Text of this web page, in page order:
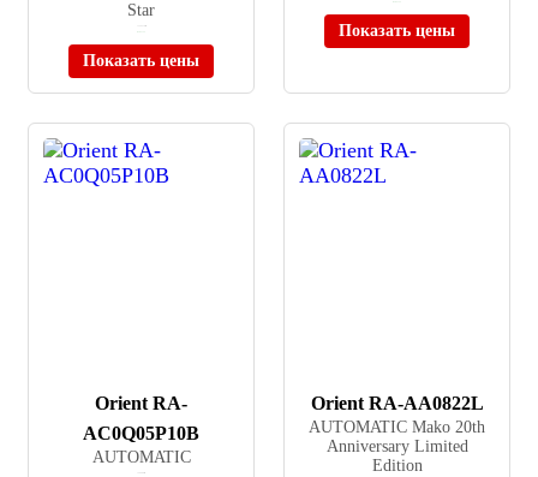
Star
Показать цены
Показать цены
Orient RA-
AC0Q05P10B
AUTOMATIC
Orient RA-AA0822L
AUTOMATIC Mako 20th
Anniversary Limited
Edition